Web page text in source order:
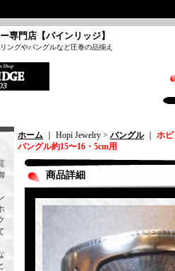
専門店【パインリッジ】
ングやバングルなど圧巻の品揃え
ホーム ｜ Hopi Jewelry > バングル｜ ホ
バングル約15〜16・5cm用
商品詳細